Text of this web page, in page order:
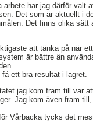
arbete har jag därför
Det som är aktuellt i
Det finns olika sätt
att tänka på när
är bättre än
få ett bra resultat i lagret.
jag kom fram till var
Jag kom även fram
Vårbacka tycks det